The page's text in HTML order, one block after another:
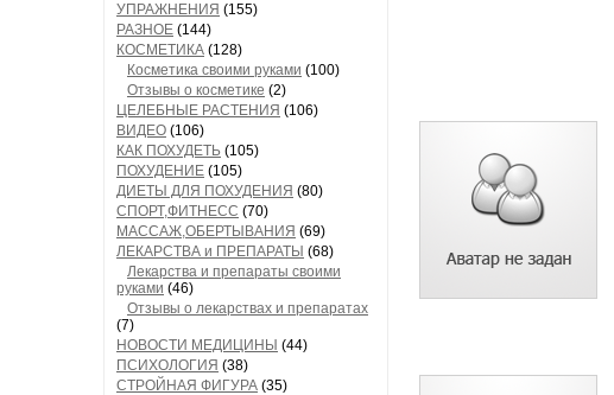
УПРАЖНЕНИЯ (155)
РАЗНОЕ (144)
КОСМЕТИКА (128)
Косметика своими руками (100)
Отзывы о косметике (2)
ЦЕЛЕБНЫЕ РАСТЕНИЯ (106)
ВИДЕО (106)
КАК ПОХУДЕТЬ (105)
ПОХУДЕНИЕ (105)
ДИЕТЫ ДЛЯ ПОХУДЕНИЯ (80)
СПОРТ,ФИТНЕСС (70)
МАССАЖ,ОБЕРТЫВАНИЯ (69)
ЛЕКАРСТВА и ПРЕПАРАТЫ (68)
Лекарства и препараты своими
руками (46)
Отзывы о лекарствах и препаратах
(7)
НОВОСТИ МЕДИЦИНЫ (44)
ПСИХОЛОГИЯ (38)
СТРОЙНАЯ ФИГУРА (35)